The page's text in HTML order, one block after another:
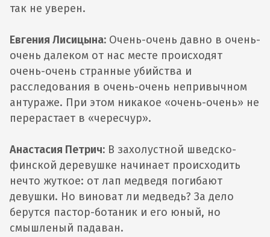
так не уверен.
Евгения Лисицына: Очень-очень давно в очень-
очень далеком от нас месте происходят
очень-очень странные убийства и
расследования в очень-очень непривычном
антураже. При этом никакое «очень-очень» не
перерастает в «чересчур».
Анастасия Петрич: В захолустной шведско-
финской деревушке начинает происходить
нечто жуткое: от лап медведя погибают
девушки. Но виноват ли медведь? За дело
берутся пастор-ботаник и его юный, но
смышленый падаван.